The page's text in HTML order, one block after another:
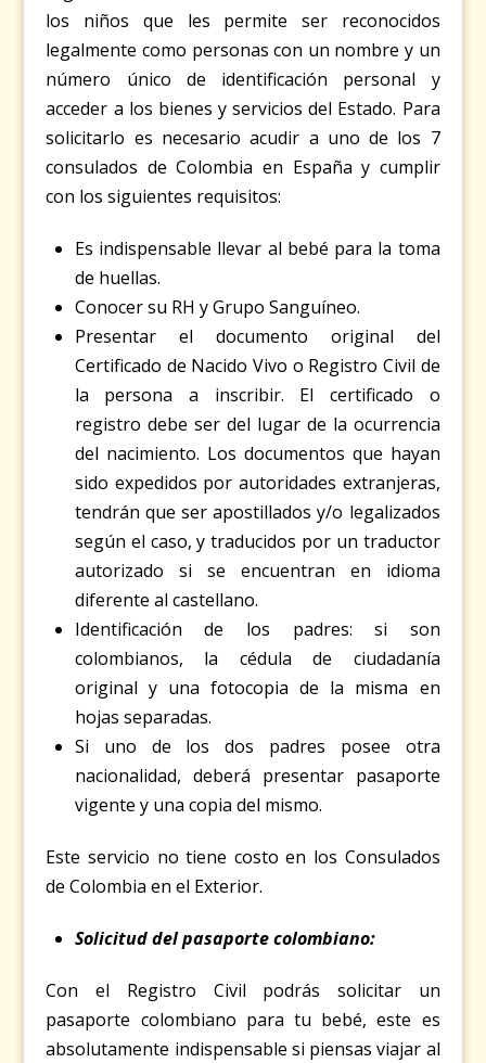
los niños que les permite ser reconocidos
legalmente como personas con un nombre y un
número único de identificación personal y
acceder a los bienes y servicios del Estado. Para
solicitarlo es necesario acudir a uno de los 7
consulados de Colombia en España y cumplir
con los siguientes requisitos:
Es indispensable llevar al bebé para la toma
de huellas.
Conocer su RH y Grupo Sanguíneo.
Presentar el documento original del
Certificado de Nacido Vivo o Registro Civil de
la persona a inscribir. El certificado o
registro debe ser del lugar de la ocurrencia
del nacimiento. Los documentos que hayan
sido expedidos por autoridades extranjeras,
tendrán que ser apostillados y/o legalizados
según el caso, y traducidos por un traductor
autorizado si se encuentran en idioma
diferente al castellano.
Identificación de los padres: si son
colombianos, la cédula de ciudadanía
original y una fotocopia de la misma en
hojas separadas.
Si uno de los dos padres posee otra
nacionalidad, deberá presentar pasaporte
vigente y una copia del mismo.
Este servicio no tiene costo en los Consulados
de Colombia en el Exterior.
Solicitud del pasaporte colombiano:
Con el Registro Civil podrás solicitar un
pasaporte colombiano para tu bebé, este es
absolutamente indispensable si piensas viajar al